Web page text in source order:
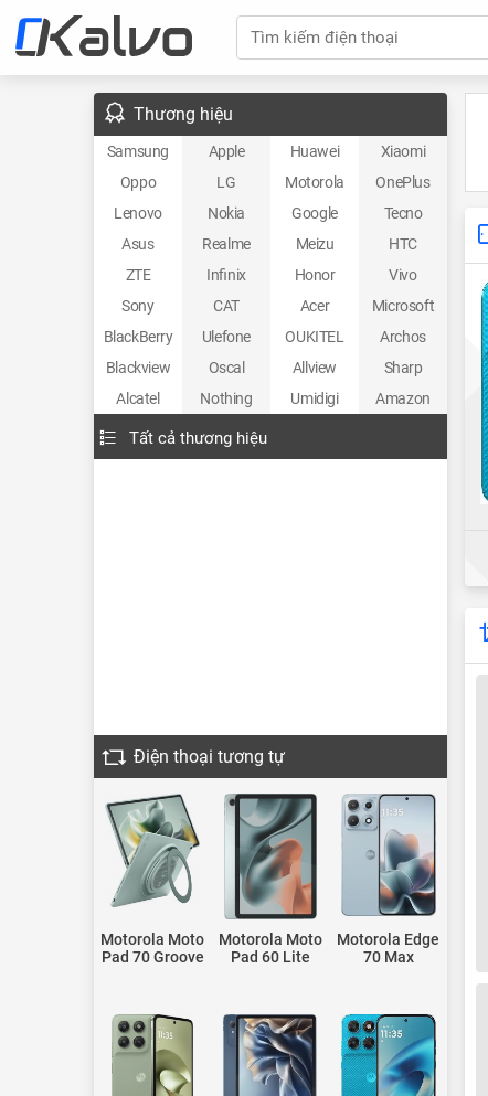
Tìm kiếm điện thoại
Thương hiệu
Samsung Apple Huawei
Xiaomi
Oppo
LG Motorola
OnePlus
Lenovo
Nokia Google
Tecno
Asus
Realme Meizu
HTC
ZTE
Infinix Honor
Vivo
Sony
CAT Acer
Microsoft
BlackBerry
Ulefone OUKITEL
Archos
Blackview
Oscal Allview
Sharp
Alcatel
Nothing Umidigi Amazon
Tất cả thương hiệu
Điện thoại tương tự
Motorola Moto
Pad 70 Groove
Motorola Moto
Pad 60 Lite
Motorola Edge
70 Max